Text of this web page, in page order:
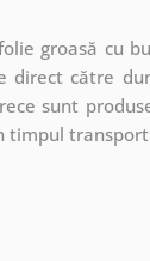
groasă cu
direct către
sunt
timpul